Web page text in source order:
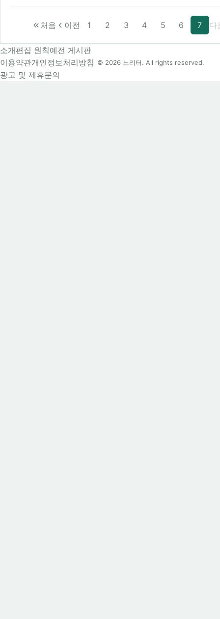
처음 이전 1 2 3 4 5 6 7 다
소개편집 원칙예전 게시판
이용약관개인정보처리방침
광고 및 제휴문의
© 2026 노리터. All rights reserved.